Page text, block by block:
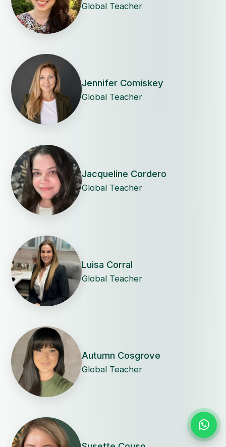
Global Teacher
Jennifer Comiskey
Global Teacher
Jacqueline Cordero
Global Teacher
Luisa Corral
Global Teacher
Autumn Cosgrove
Global Teacher